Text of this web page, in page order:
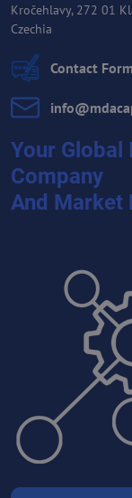
Kročehlavy, 272 01
Czechia
Contact Form
Your
Company
And Market